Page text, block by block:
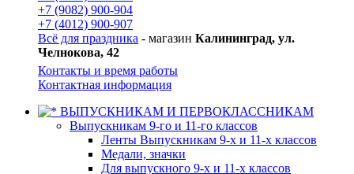
+7 (9082) 900-904
+7 (4012) 900-907
Всё для праздника - магазин Калининград, ул.
Челнокова, 42
Контакты и время работы
Контактная информация
ВЫПУСКНИКАМ И ПЕРВОКЛАССНИКАМ
Выпускникам 9-го и 11-го классов
Ленты Выпускникам 9-х и 11-х классов
Медали, значки
Для выпускного 9-х и 11-х классов